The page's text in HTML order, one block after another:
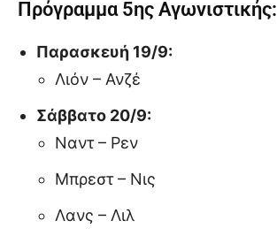
Πρόγραμμα 5ης Αγωνιστικής:
Παρασκευή 19/9:
Λιόν – Ανζέ
Σάββατο 20/9:
Ναντ – Ρεν
Μπρεστ – Νις
Λανς – Λιλ